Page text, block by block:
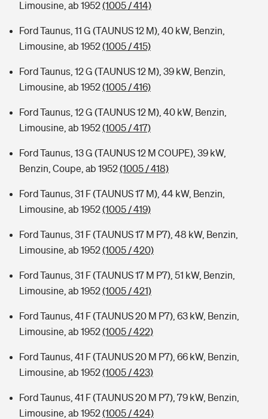
Limousine, ab 1952(1005 / 414)
Ford Taunus, 11 G (TAUNUS 12 M), 40 kW, Benzin,
Limousine, ab 1952(1005 / 415)
Ford Taunus, 12 G (TAUNUS 12 M), 39 kW, Benzin,
Limousine, ab 1952(1005 / 416)
Ford Taunus, 12 G (TAUNUS 12 M), 40 kW, Benzin,
Limousine, ab 1952(1005 / 417)
Ford Taunus, 13 G (TAUNUS 12 M COUPE), 39 kW,
Benzin, Coupe, ab 1952(1005 / 418)
Ford Taunus, 31 F (TAUNUS 17 M), 44 kW, Benzin,
Limousine, ab 1952(1005 / 419)
Ford Taunus, 31 F (TAUNUS 17 M P7), 48 kW, Benzin,
Limousine, ab 1952(1005 / 420)
Ford Taunus, 31 F (TAUNUS 17 M P7), 51 kW, Benzin,
Limousine, ab 1952(1005 / 421)
Ford Taunus, 41 F (TAUNUS 20 M P7), 63 kW, Benzin,
Limousine, ab 1952(1005 / 422)
Ford Taunus, 41 F (TAUNUS 20 M P7), 66 kW, Benzin,
Limousine, ab 1952(1005 / 423)
Ford Taunus, 41 F (TAUNUS 20 M P7), 79 kW, Benzin,
Limousine, ab 1952(1005 / 424)